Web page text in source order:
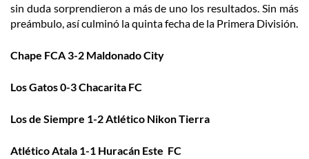
sin duda sorprendieron a más de uno los resultados. Sin más
preámbulo, así culminó la quinta fecha de la Primera División.
Chape FCA 3-2 Maldonado City
Los Gatos 0-3 Chacarita FC
Los de Siempre 1-2 Atlético Nikon Tierra
Atlético Atala 1-1 Huracán Este FC